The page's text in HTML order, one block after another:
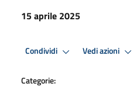
15 aprile 2025
Condividi Vedi azioni
Categorie: